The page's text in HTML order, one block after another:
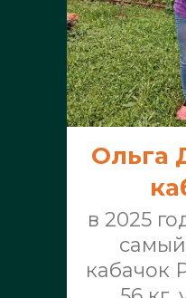
Ольга
в 2025
кабачок